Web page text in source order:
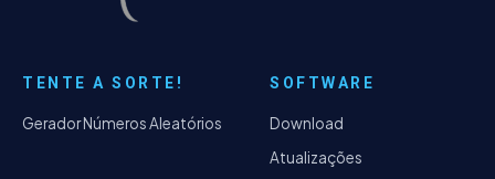
TENTE A SORTE!
Gerador Números Aleatórios
SOFTWARE
Download
Atualizações